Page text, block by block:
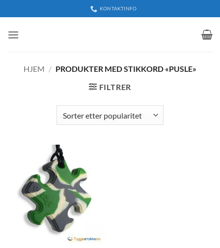
to
content
KONTAKTINFO
HJEM / PRODUKTER MED STIKKORD «PUSLE»
FILTRER